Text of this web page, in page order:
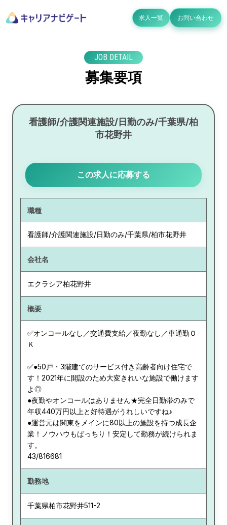
求人一覧 お問い合わせ
JOB DETAIL
募集要項
看護師/介護関連施設/日勤のみ/千葉県/柏
市花野井
この求人に応募する
職種
看護師/介護関連施設/日勤のみ/千葉県/柏市花野井
会社名
エクラシア柏花野井
概要
✅オンコールなし／交通費支給／夜勤なし／車通勤Ｏ
Ｋ
✅●50戸・3階建てのサービス付き高齢者向け住宅で
す！2021年に開設のため大変きれいな施設で働けます
よ◎
●夜勤やオンコールはありません★完全日勤帯のみで
年収440万円以上と好待遇がうれしいですね♪
●運営元は関東をメインに80以上の施設を持つ成長企
業！ノウハウもばっちり！安定して勤務が続けられま
す。
43/816681
勤務地
千葉県柏市花野井511-2